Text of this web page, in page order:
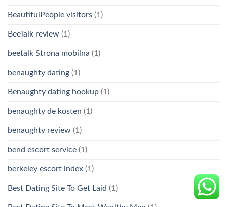
BeautifulPeople visitors (1)
BeeTalk review (1)
beetalk Strona mobilna (1)
benaughty dating (1)
Benaughty dating hookup (1)
benaughty de kosten (1)
benaughty review (1)
bend escort service (1)
berkeley escort index (1)
Best Dating Site To Get Laid (1)